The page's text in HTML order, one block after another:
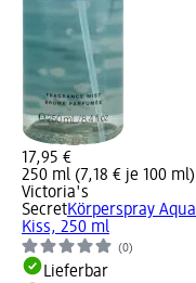
17,95 €
250 ml (7,18 € je 100 ml)
Victoria's
SecretKörperspray Aqua
Kiss, 250 ml
(0)
Lieferbar